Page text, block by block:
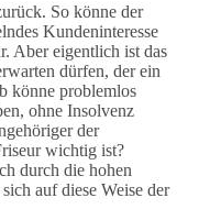
So könne der
Kundeninteresse
Aber eigentlich ist das
dürfen, der ein
könne problemlos
ohne Insolvenz
der
wichtig ist?
durch die hohen
auf diese Weise der